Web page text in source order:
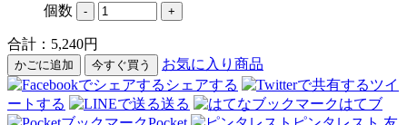
個数
- +
合計： 5,240円
かごに追加 今すぐ買う
お気に入り商品
シェアする
ツイ
ートする
送る
はてブ